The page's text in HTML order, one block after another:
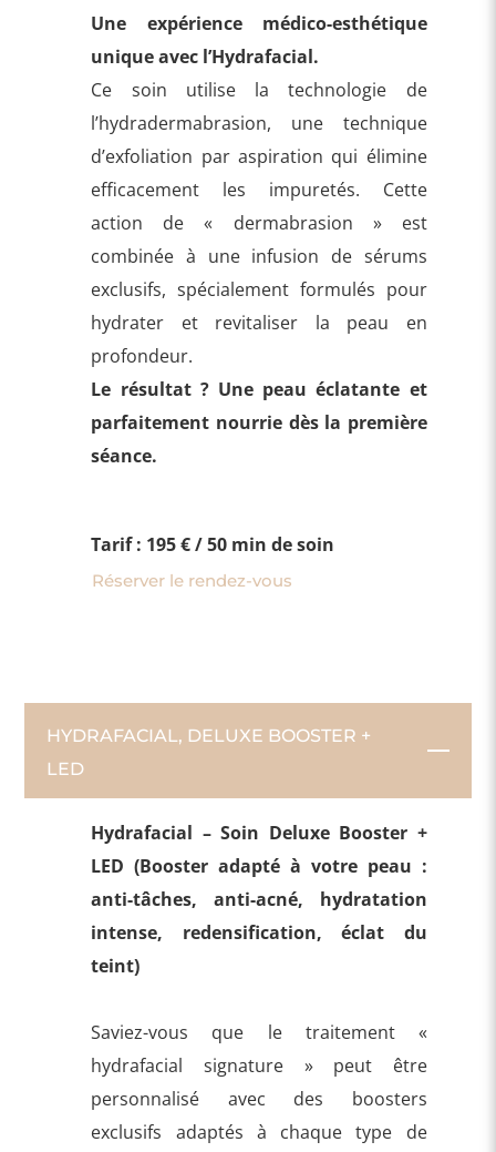
Une expérience médico-esthétique
unique avec l’Hydrafacial.
Ce soin utilise la technologie de
l’hydradermabrasion, une technique
d’exfoliation par aspiration qui élimine
efficacement les impuretés. Cette
action de « dermabrasion » est
combinée à une infusion de sérums
exclusifs, spécialement formulés pour
hydrater et revitaliser la peau en
profondeur.
Le résultat ? Une peau éclatante et
parfaitement nourrie dès la première
séance.
Tarif : 195 € / 50 min de soin
Réserver le rendez-vous
HYDRAFACIAL, DELUXE BOOSTER +
LED
Hydrafacial – Soin Deluxe Booster +
LED (Booster adapté à votre peau :
anti-tâches, anti-acné, hydratation
intense, redensification, éclat du
teint)
Saviez-vous que le traitement «
hydrafacial signature » peut être
personnalisé avec des boosters
exclusifs adaptés à chaque type de